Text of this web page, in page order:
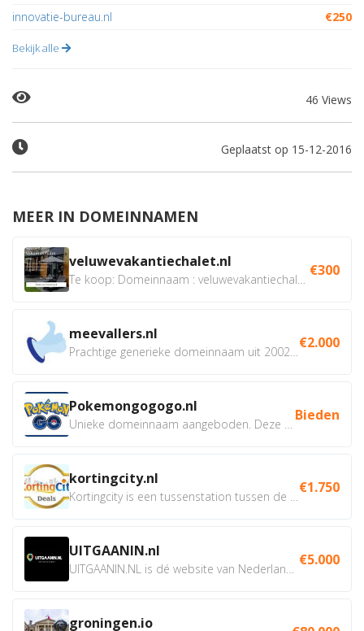
innovatie-bureau.nl
€250
Bekijk alle
46 Views
Geplaatst op 15-12-2016
MEER IN DOMEINNAMEN
veluwevakantiechalet.nl €300
meevallers.nl €2.000
Pokemongogogo.nl Bieden
kortingcity.nl €1.750
UITGAANIN.nl €5.000
groningen.io